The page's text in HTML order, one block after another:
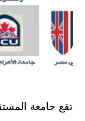
تقع جامعة